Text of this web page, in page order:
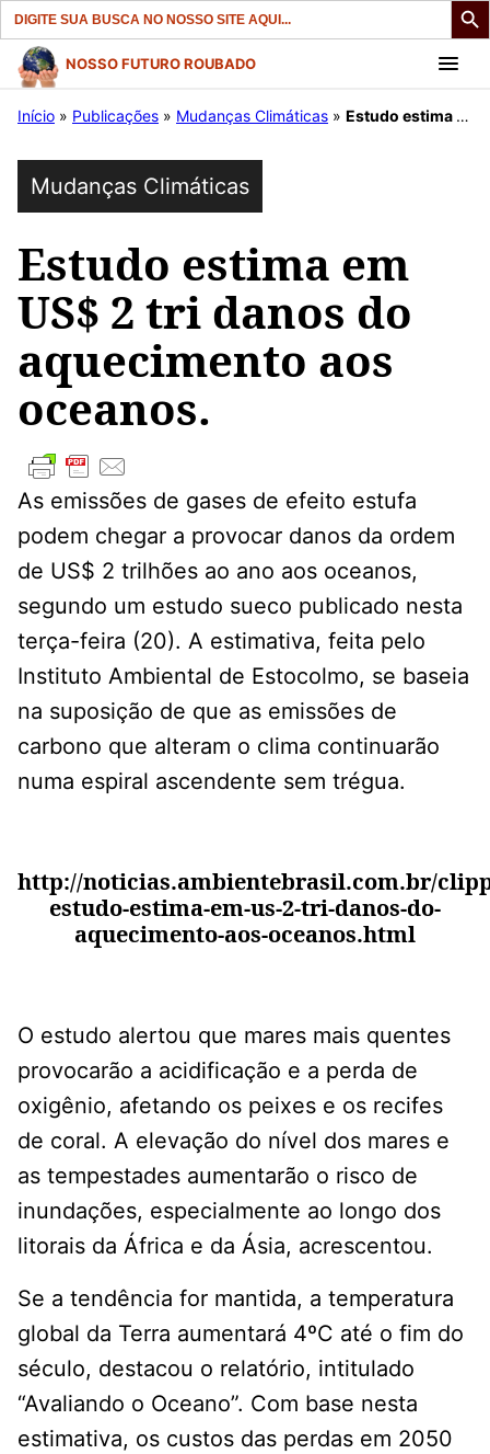
Search
for:
Pular
para
conteúdo
NOSSO FUTURO ROUBADO
Início » Publicações » Mudanças Climáticas » Estudo estima em US$ 2 tri danos do aquecimento aos oceanos.
Mudanças Climáticas
Estudo estima em
US$ 2 tri danos do
aquecimento aos
oceanos.
As emissões de gases de efeito estufa
podem chegar a provocar danos da ordem
de US$ 2 trilhões ao ano aos oceanos,
segundo um estudo sueco publicado nesta
terça-feira (20). A estimativa, feita pelo
Instituto Ambiental de Estocolmo, se baseia
na suposição de que as emissões de
carbono que alteram o clima continuarão
numa espiral ascendente sem trégua.
http://noticias.ambientebrasil.com.br/
estudo-estima-em-us-2-tri-danos-do-
aquecimento-aos-oceanos.html
O estudo alertou que mares mais quentes
provocarão a acidificação e a perda de
oxigênio, afetando os peixes e os recifes
de coral. A elevação do nível dos mares e
as tempestades aumentarão o risco de
inundações, especialmente ao longo dos
litorais da África e da Ásia, acrescentou.
Se a tendência for mantida, a temperatura
global da Terra aumentará 4ºC até o fim do
século, destacou o relatório, intitulado
“Avaliando o Oceano”. Com base nesta
estimativa, os custos das perdas em 2050